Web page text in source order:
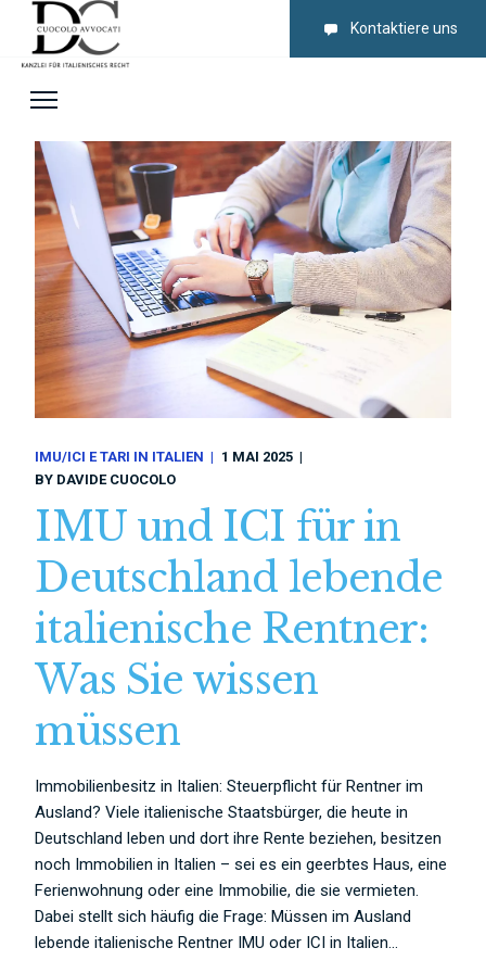
Kontaktiere uns
IMU/ICI E TARI IN ITALIEN
1 MAI 2025
BY DAVIDE CUOCOLO
IMU und ICI für in
Deutschland lebende
italienische Rentner:
Was Sie wissen
müssen
Immobilienbesitz in Italien: Steuerpflicht für Rentner im
Ausland? Viele italienische Staatsbürger, die heute in
Deutschland leben und dort ihre Rente beziehen, besitzen
noch Immobilien in Italien – sei es ein geerbtes Haus, eine
Ferienwohnung oder eine Immobilie, die sie vermieten.
Dabei stellt sich häufig die Frage: Müssen im Ausland
lebende italienische Rentner IMU oder ICI in Italien...